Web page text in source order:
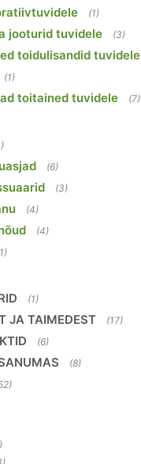
(1)
jooturid tuvidele (3)
toidulisandid tuvidele
(1)
toitained tuvidele (7)
(6)
(3)
(4)
(4)
(1)
JA TAIMEDEST (17)
(6)
(8)